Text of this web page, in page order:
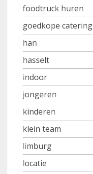
foodtruck huren
goedkope catering
han
hasselt
indoor
jongeren
kinderen
klein team
limburg
locatie